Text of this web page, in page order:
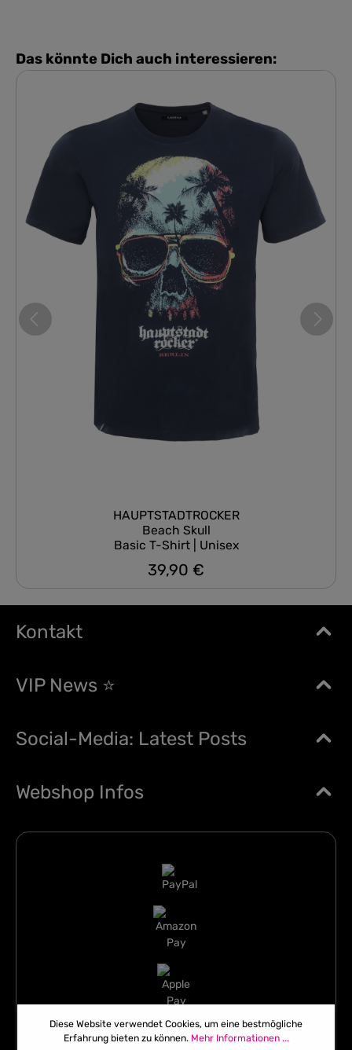
Das könnte Dich auch interessieren:
HAUPTSTADTROCKER
Beach Skull
Basic T-Shirt | Unisex
Regulärer Preis:
39,90 €
Kontakt
VIP News ⭐
Social-Media: Latest Posts
Webshop Infos
Diese Website verwendet Cookies, um eine bestmögliche
Erfahrung bieten zu können. Mehr Informationen ...